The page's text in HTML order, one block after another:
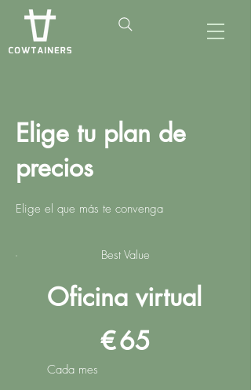
Best Value
Oficina virtual
€65
Cada mes
Elige tu plan de
precios
Elige el que más te convenga